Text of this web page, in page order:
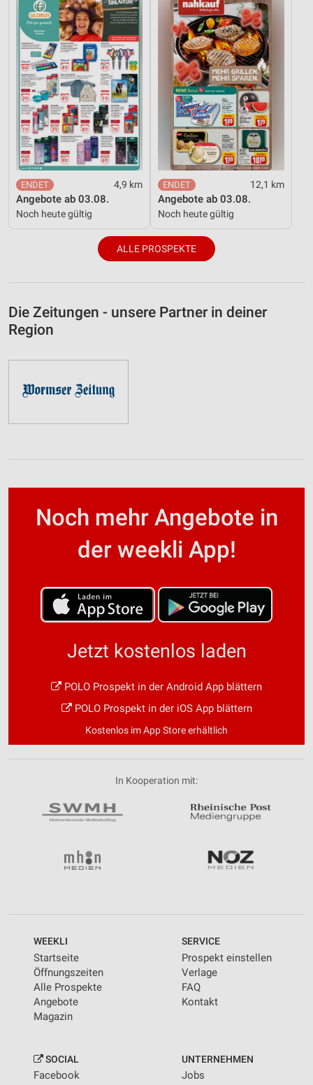
4,9 km
Angebote ab 03.08.
Noch heute gültig
12,1 km
Angebote ab 03.08.
Noch heute gültig
ALLE PROSPEKTE
Die Zeitungen - unsere Partner in deiner
Region
Noch mehr Angebote in
der weekli App!
Jetzt kostenlos laden
POLO Prospekt in der Android App blättern
POLO Prospekt in der iOS App blättern
Kostenlos im App Store erhältlich
In Kooperation mit:
WEEKLI
Startseite
Öffnungszeiten
Alle Prospekte
Angebote
Magazin
SERVICE
Prospekt einstellen
Verlage
FAQ
Kontakt
SOCIAL
Facebook
UNTERNEHMEN
Jobs